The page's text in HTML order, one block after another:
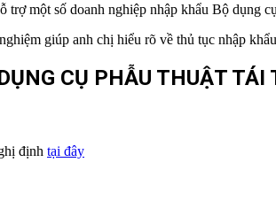
trợ một số doanh nghiệp nhập khẩu Bộ dụng
giúp anh chị hiểu rõ về thủ tục nhập
CỤ PHẪU THUẬT TÁI
định tại đây